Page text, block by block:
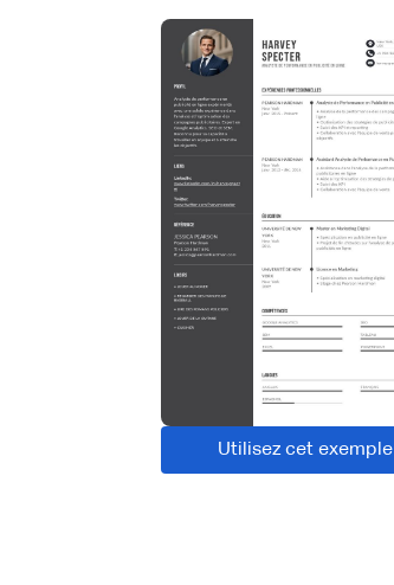
Utilisez cet exemple